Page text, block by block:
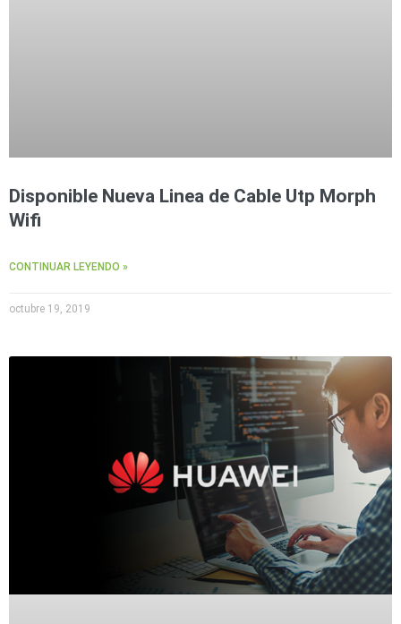
Disponible Nueva Linea de Cable Utp Morph
Wifi
CONTINUAR LEYENDO »
octubre 19, 2019